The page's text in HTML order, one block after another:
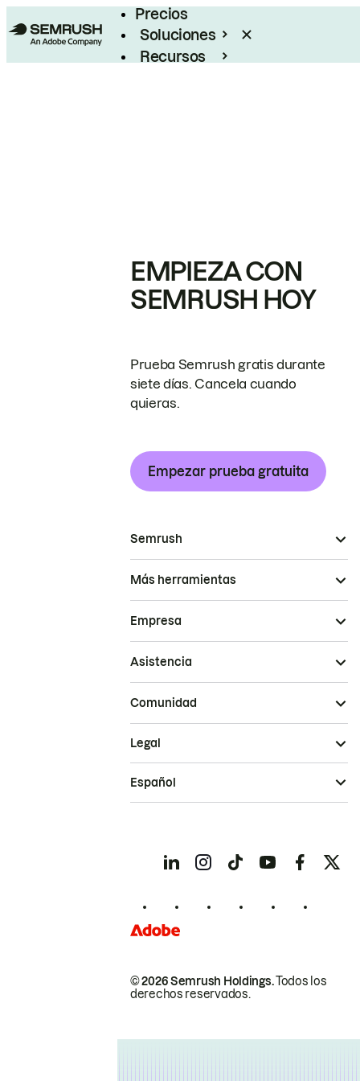
Precios
Soluciones
Recursos
EMPIEZA CON
SEMRUSH HOY
Prueba Semrush gratis durante
siete días. Cancela cuando
quieras.
Empezar prueba gratuita
Semrush
Más herramientas
Empresa
Asistencia
Comunidad
© 2026 Semrush Holdings.Todos los
derechos reservados.
Legal
Español